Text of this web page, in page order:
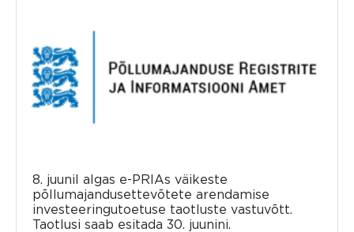
8. juunil algas e-PRIAs väikeste
põllumajandusettevõtete arendamise
investeeringutoetuse taotluste vastuvõtt.
Taotlusi saab esitada 30. juunini.